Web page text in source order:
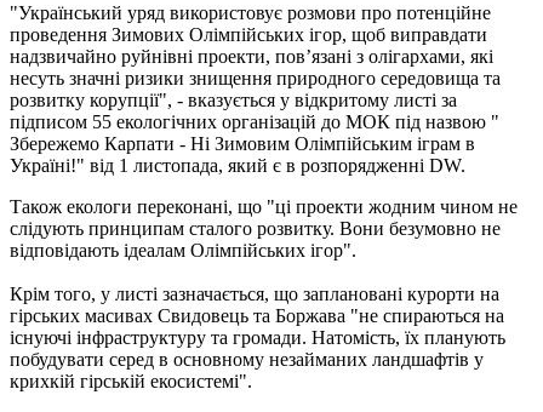
"Український уряд використовує розмови про потенційне
проведення Зимових Олімпійських ігор, щоб виправдати
надзвичайно руйнівні проекти, пов’язані з олігархами, які
несуть значні ризики знищення природного середовища та
розвитку корупції", - вказується у відкритому листі за
підписом 55 екологічних організацій до МОК під назвою "
Збережемо Карпати - Ні Зимовим Олімпійським іграм в
Україні!" від 1 листопада, який є в розпорядженні DW.
Також екологи переконані, що "ці проекти жодним чином не
слідують принципам сталого розвитку. Вони безумовно не
відповідають ідеалам Олімпійських ігор".
Крім того, у листі зазначається, що заплановані курорти на
гірських масивах Свидовець та Боржава "не спираються на
існуючі інфраструктуру та громади. Натомість, їх планують
побудувати серед в основному незайманих ландшафтів у
крихкій гірській екосистемі".